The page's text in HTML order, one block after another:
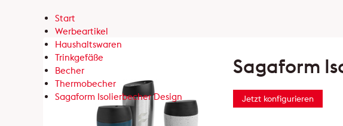
Start
Werbeartikel
Haushaltswaren
Trinkgefäße
Becher
Thermobecher
Sagaform Isolierbecher Design
Sagaform
Jetzt konfigurieren